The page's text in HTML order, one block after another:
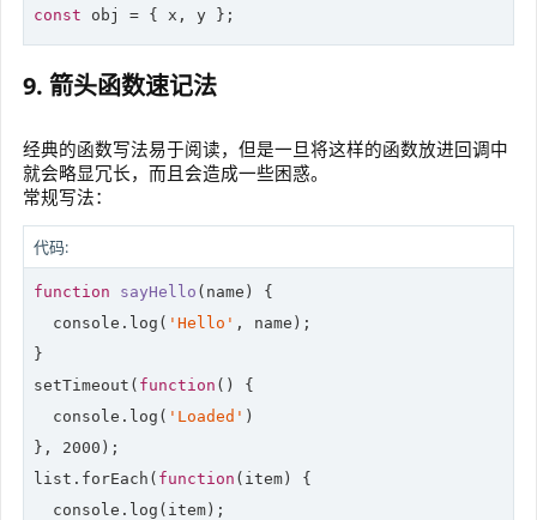
const obj = { x, y };
9. 箭头函数速记法
经典的函数写法易于阅读，但是一旦将这样的函数放进回调中
就会略显冗长，而且会造成一些困惑。
常规写法：
代码:
function sayHello ( name ) {
console .log( 'Hello' , name);
}
setTimeout( function ( ) {
console .log( 'Loaded' )
}, 2000 );
list.forEach( function ( item ) {
console .log(item);